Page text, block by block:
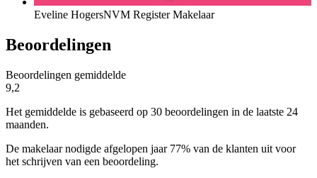
Eveline HogersNVM Register Makelaar
Beoordelingen
Beoordelingen gemiddelde
9,2
Het gemiddelde is gebaseerd op 30 beoordelingen in de laatste 24
maanden.
De makelaar nodigde afgelopen jaar 77% van de klanten uit voor
het schrijven van een beoordeling.